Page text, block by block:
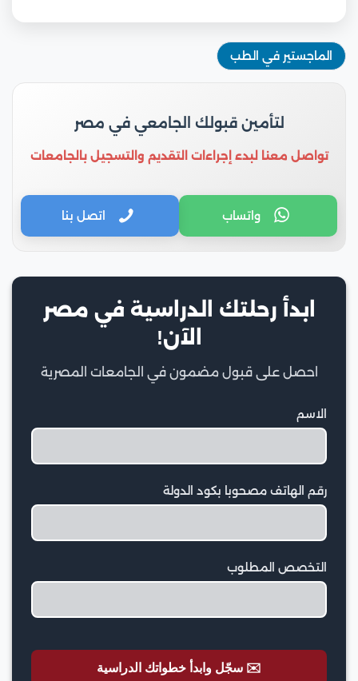
الماجستير في الطب
لتأمين قبولك الجامعي في مصر
تواصل معنا لبدء إجراءات التقديم والتسجيل بالجامعات
واتساب اتصل بنا
ابدأ رحلتك الدراسية في مصر
الآن!
احصل على قبول مضمون في الجامعات المصرية
الاسم
رقم الهاتف مصحوبا بكود الدولة
التخصص المطلوب
✉️ سجّل وابدأ خطواتك الدراسية